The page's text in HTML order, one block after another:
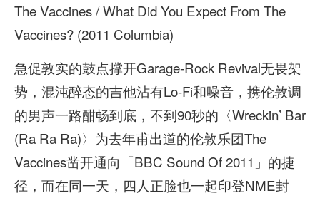
The Vaccines / What Did You Expect From The
Vaccines? (2011 Columbia)
急促敦实的鼓点撑开Garage-Rock Revival无畏架
势，混沌醉态的吉他沾有Lo-Fi和噪音，携伦敦调
的男声一路酣畅到底，不到90秒的〈Wreckin’ Bar
(Ra Ra Ra)〉为去年甫出道的伦敦乐团The
Vaccines凿开通向「BBC Sound Of 2011」的捷
径，而在同一天，四人正脸也一起印登NME封